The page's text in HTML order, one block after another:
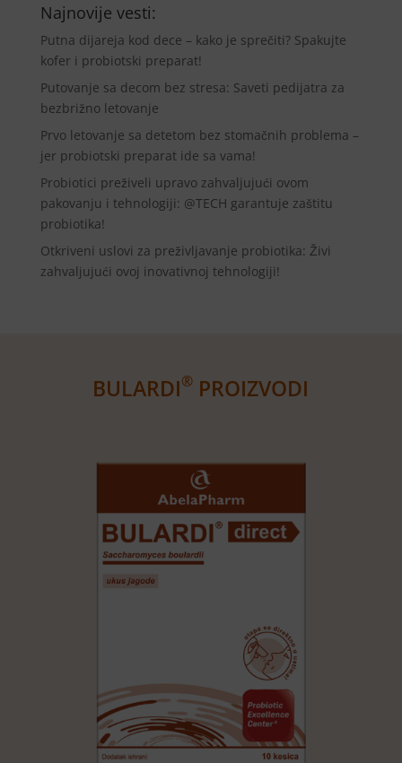
Najnovije vesti:
Putna dijareja kod dece – kako je sprečiti? Spakujte
kofer i probiotski preparat!
Putovanje sa decom bez stresa: Saveti pedijatra za
bezbrižno letovanje
Prvo letovanje sa detetom bez stomačnih problema –
jer probiotski preparat ide sa vama!
Probiotici preživeli upravo zahvaljujući ovom
pakovanju i tehnologiji: @TECH garantuje zaštitu
probiotika!
Otkriveni uslovi za preživljavanje probiotika: Živi
zahvaljujući ovoj inovativnoj tehnologiji!
BULARDI® PROIZVODI